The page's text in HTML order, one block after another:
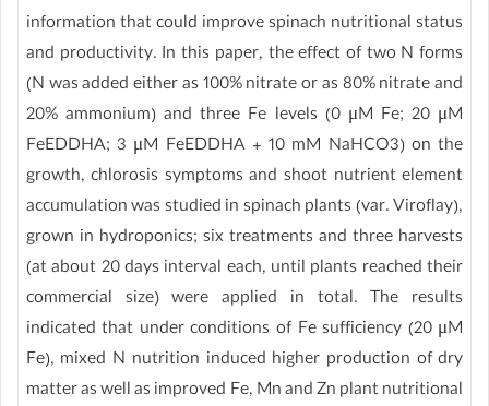
information that could improve spinach nutritional status
and productivity. In this paper, the effect of two N forms
(N was added either as 100% nitrate or as 80% nitrate and
20% ammonium) and three Fe levels (0 μM Fe; 20 μM
FeEDDHA; 3 μM FeEDDHA + 10 mM NaHCO3) on the
growth, chlorosis symptoms and shoot nutrient element
accumulation was studied in spinach plants (var. Viroflay),
grown in hydroponics; six treatments and three harvests
(at about 20 days interval each, until plants reached their
commercial size) were applied in total. The results
indicated that under conditions of Fe sufficiency (20 μM
Fe), mixed N nutrition induced higher production of dry
matter as well as improved Fe, Mn and Zn plant nutritional